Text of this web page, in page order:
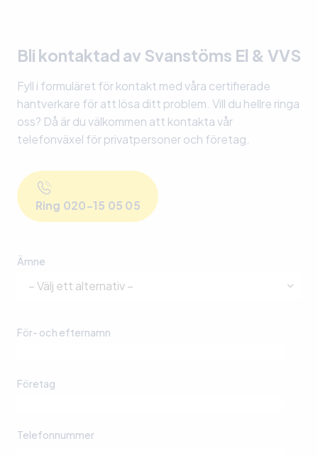
Bli kontaktad av Svanstöms El & VVS
Fyll i formuläret för kontakt med våra certifierade
hantverkare för att lösa ditt problem. Vill du hellre ringa
oss? Då är du välkommen att kontakta vår
telefonväxel för privatpersoner och företag.
Ring 020-15 05 05
Ämne
För- och efternamn
Företag
Telefonnummer